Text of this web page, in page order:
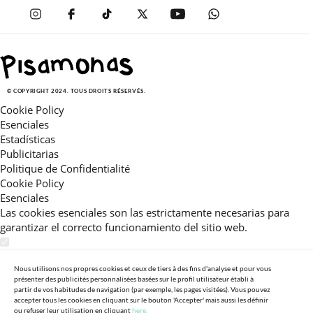
© COPYRIGHT 2024. TOUS DROITS RÉSERVÉS.
Cookie Policy
Esenciales
Estadísticas
Publicitarias
Politique de Confidentialité
Cookie Policy
Esenciales
Las cookies esenciales son las estrictamente necesarias para
garantizar el correcto funcionamiento del sitio web.
Estas cookies nos permiten ofrecerle una experiencia en el sitio
adaptada a su navegación (recomendaciones de producto
personalizadas, énfasis en categorías frecuentemente
Nous utilisons nos propres cookies et ceux de tiers à des fins d'analyse et pour vous
présenter des publicités personnalisées basées sur le profil utilisateur établi à
partir de vos habitudes de navigation (par exemple, les pages visitées). Vous pouvez
accepter tous les cookies en cliquant sur le bouton 'Accepter' mais aussi les définir
ou refuser leur utilisation en cliquanthere.